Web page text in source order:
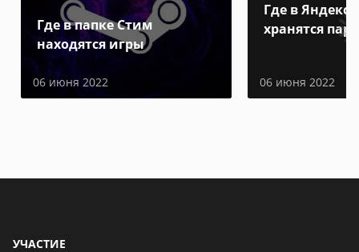
Где в папке Стим
находятся игры
06 июня 2022
Где в Яндекс
хранятся
06 июня 2022
УЧАСТИЕ